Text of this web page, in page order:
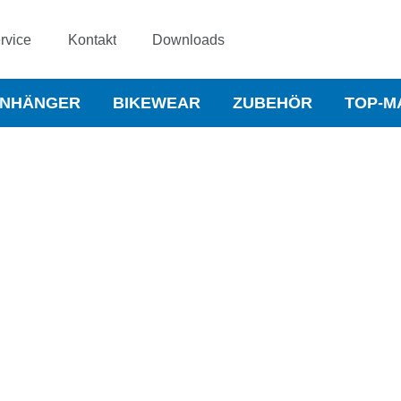
Kontakt Downloads
BIKEWEAR ZUBEHÖR TOP-